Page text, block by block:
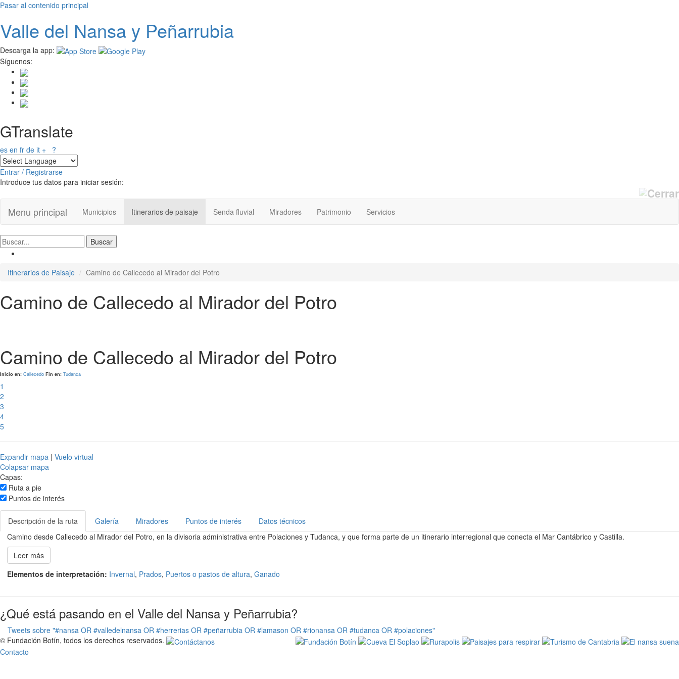
Pasar al contenido principal
Valle del Nansay Peñarrubia
Descarga la app:
Síguenos:
GTranslate
es en fr de it + ?
Entrar / Registrarse
Introduce tus datos para iniciar sesión:
Menu principal Municipios Itinerarios de paisaje Senda fluvial Miradores Patrimonio Servicios
Itinerarios de Paisaje Camino de Callecedo al Mirador del Potro
Camino de Callecedo al Mirador del Potro
Camino de Callecedo al Mirador del Potro
Inicio en: Callecedo Fin en: Tudanca
1
2
3
4
5
Expandir mapa | Vuelo virtual
Colapsar mapa
Capas:
Ruta a pie
Puntos de interés
Descripción de la ruta Galería Miradores Puntos de interés
Datos técnicos
Camino desde Callecedo al Mirador del Potro, en la divisoria administrativa entre Polaciones y Tudanca, y que forma parte de un itinerario interregional que conecta el Mar Cantábrico y Castilla.
Leer más
Elementos de interpretación: Invernal, Prados, Puertos o pastos de altura, Ganado
¿Qué está pasando en el Valle del Nansa y Peñarrubia?
Tweets sobre "#nansa OR #valledelnansa OR #herrerias OR #peñarrubia OR #lamason OR #rionansa OR #tudanca OR #polaciones"
© Fundación Botín, todos los derechos reservados.
Contacto